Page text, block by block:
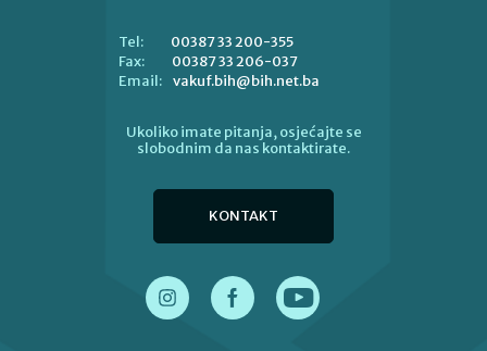
Tel:
00387 33 200-355
Fax:
00387 33 206-037
Email: vakuf.bih@bih.net.ba
Ukoliko imate pitanja, osjećajte se
slobodnim da nas kontaktirate.
KONTAKT